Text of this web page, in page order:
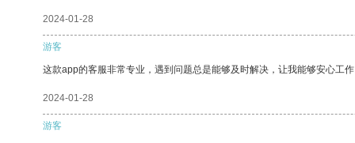
2024-01-28
游客
这款app的客服非常专业，遇到问题总是能够及时解决，让我能够安心工
2024-01-28
游客